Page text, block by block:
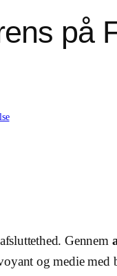
på
Gennem
og medie med